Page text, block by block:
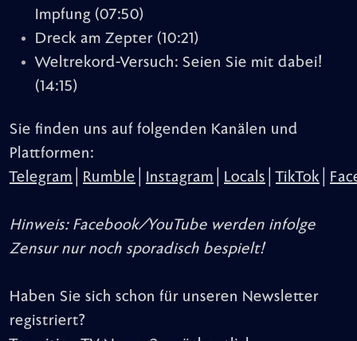
Impfung (07:50)
Dreck am Zepter (10:21)
Weltrekord-Versuch: Seien Sie mit dabei!
(14:15)
Sie finden uns auf folgenden Kanälen und
Plattformen:
Telegram
Rumble Instagram Locals │TikTok
Hinweis: Facebook/YouTube werden infolge
Zensur nur noch sporadisch bespielt!
Haben Sie sich schon für unseren Newsletter
registriert?